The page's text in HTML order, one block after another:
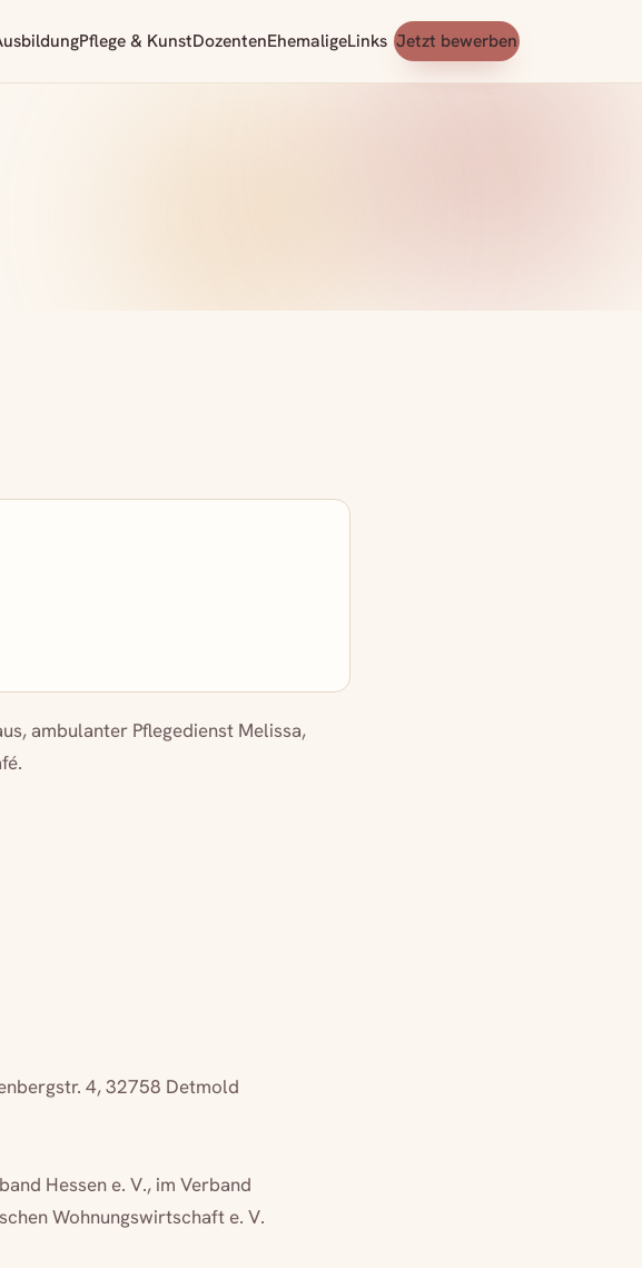
Pflege & KunstDozentenEhemaligeLinks Jetzt bewerben
ambulanter Pflegedienst Melissa,
4, 32758 Detmold
Hessen e. V., im Verband
Wohnungswirtschaft e. V.